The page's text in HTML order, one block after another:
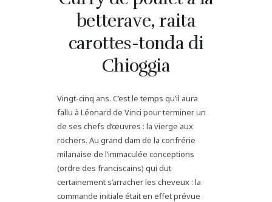
betterave, raita
carottes-tonda di
Chioggia
Vingt-cinq ans. C’est le temps qu’il aura
fallu à Léonard de Vinci pour terminer un
de ses chefs d’œuvres : la vierge aux
rochers. Au grand dam de la confrérie
milanaise de l’immaculée conceptions
(ordre des franciscains) qui dut
certainement s’arracher les cheveux : la
commande initiale était en effet prévue